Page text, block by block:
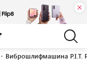
Виброшлифмашина P.I.T.